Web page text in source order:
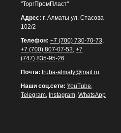
"ТоргПромПласт"
Адрес: г. Алматы ул. Стасова
102/2
Телефон: +7 (700) 730-70-73,
+7 (700) 807-07-53, +7
(747) 835-95-26
Почта: truba-almaty@mail.ru
Наши соц.сети: YouTube,
Telegram, Instagram, WhatsApp